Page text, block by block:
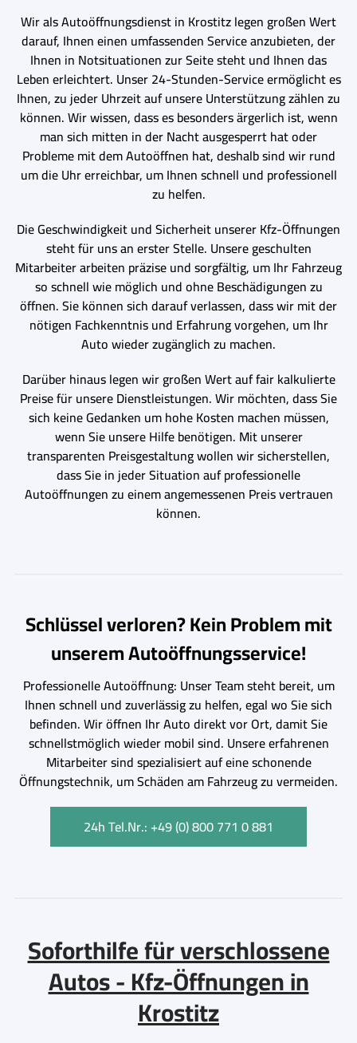
Wir als Autoöffnungsdienst in Krostitz legen großen Wert
darauf, Ihnen einen umfassenden Service anzubieten, der
Ihnen in Notsituationen zur Seite steht und Ihnen das
Leben erleichtert. Unser 24-Stunden-Service ermöglicht es
Ihnen, zu jeder Uhrzeit auf unsere Unterstützung zählen zu
können. Wir wissen, dass es besonders ärgerlich ist, wenn
man sich mitten in der Nacht ausgesperrt hat oder
Probleme mit dem Autoöffnen hat, deshalb sind wir rund
um die Uhr erreichbar, um Ihnen schnell und professionell
zu helfen.
Die Geschwindigkeit und Sicherheit unserer Kfz-Öffnungen
steht für uns an erster Stelle. Unsere geschulten
Mitarbeiter arbeiten präzise und sorgfältig, um Ihr Fahrzeug
so schnell wie möglich und ohne Beschädigungen zu
öffnen. Sie können sich darauf verlassen, dass wir mit der
nötigen Fachkenntnis und Erfahrung vorgehen, um Ihr
Auto wieder zugänglich zu machen.
Darüber hinaus legen wir großen Wert auf fair kalkulierte
Preise für unsere Dienstleistungen. Wir möchten, dass Sie
sich keine Gedanken um hohe Kosten machen müssen,
wenn Sie unsere Hilfe benötigen. Mit unserer
transparenten Preisgestaltung wollen wir sicherstellen,
dass Sie in jeder Situation auf professionelle
Autoöffnungen zu einem angemessenen Preis vertrauen
können.
Schlüssel verloren? Kein Problem mit
unserem Autoöffnungsservice!
Professionelle Autoöffnung: Unser Team steht bereit, um
Ihnen schnell und zuverlässig zu helfen, egal wo Sie sich
befinden. Wir öffnen Ihr Auto direkt vor Ort, damit Sie
schnellstmöglich wieder mobil sind. Unsere erfahrenen
Mitarbeiter sind spezialisiert auf eine schonende
Öffnungstechnik, um Schäden am Fahrzeug zu vermeiden.
24h Tel.Nr.: +49 (0) 800 771 0 881
Soforthilfe für verschlossene
Autos - Kfz-Öffnungen in
Krostitz